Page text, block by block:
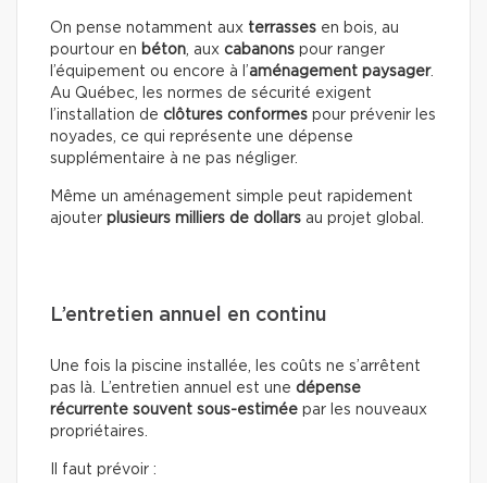
On pense notamment aux terrasses en bois, au
pourtour en béton, aux cabanons pour ranger
l’équipement ou encore à l’aménagement paysager.
Au Québec, les normes de sécurité exigent
l’installation de clôtures conformes pour prévenir les
noyades, ce qui représente une dépense
supplémentaire à ne pas négliger.
Même un aménagement simple peut rapidement
ajouter plusieurs milliers de dollars au projet global.
L’entretien annuel en continu
Une fois la piscine installée, les coûts ne s’arrêtent
pas là. L’entretien annuel est une dépense
récurrente souvent sous-estimée par les nouveaux
propriétaires.
Il faut prévoir :